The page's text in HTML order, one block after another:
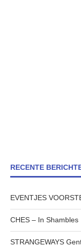
RECENTE
EVENTJES
CHES – In Shambles
STRANGEWAYS